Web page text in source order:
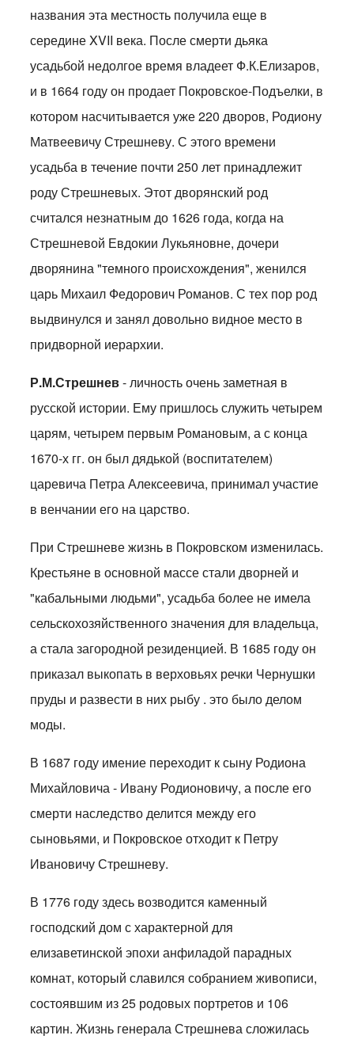
названия эта местность получила еще в
середине XVII века. После смерти дьяка
усадьбой недолгое время владеет Ф.К.Елизаров,
и в 1664 году он продает Покровское-Подъелки, в
котором насчитывается уже 220 дворов, Родиону
Матвеевичу Стрешневу. С этого времени
усадьба в течение почти 250 лет принадлежит
роду Стрешневых. Этот дворянский род
считался незнатным до 1626 года, когда на
Стрешневой Евдокии Лукьяновне, дочери
дворянина "темного происхождения", женился
царь Михаил Федорович Романов. С тех пор род
выдвинулся и занял довольно видное место в
придворной иерархии.
Р.М.Стрешнев- личность очень заметная в
русской истории. Ему пришлось служить четырем
царям, четырем первым Романовым, а с конца
1670-х гг. он был дядькой (воспитателем)
царевича Петра Алексеевича, принимал участие
в венчании его на царство.
При Стрешневе жизнь в Покровском изменилась.
Крестьяне в основной массе стали дворней и
"кабальными людьми", усадьба более не имела
сельскохозяйственного значения для владельца,
а стала загородной резиденцией. В 1685 году он
приказал выкопать в верховьях речки Чернушки
пруды и развести в них рыбу . это было делом
моды.
В 1687 году имение переходит к сыну Родиона
Михайловича - Ивану Родионовичу, а после его
смерти наследство делится между его
сыновьями, и Покровское отходит к Петру
Ивановичу Стрешневу.
В 1776 году здесь возводится каменный
господский дом с характерной для
елизаветинской эпохи анфиладой парадных
комнат, который славился собранием живописи,
состоявшим из 25 родовых портретов и 106
картин. Жизнь генерала Стрешнева сложилась